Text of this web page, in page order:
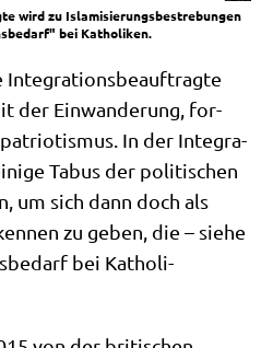
wird zu Islamisierungsbestrebungen
bei Katholiken.
Inte­gra­ti­ons­be­auf­trag­te
der Ein­wan­de­rung, for­
In der Inte­gra­
Tabus der poli­ti­schen
um sich dann doch als
zu geben, die – sie­he
bei Katho­li­